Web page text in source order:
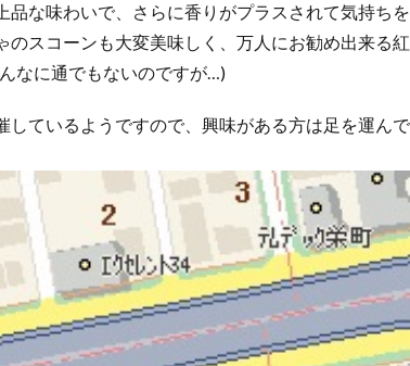
な味わいで、さらに香りがプラスされて気持ちを
スコーンも大変美味しく、万人にお勧め出来る紅
なに通でもないのですが…)
ているようですので、興味がある方は足を運んで